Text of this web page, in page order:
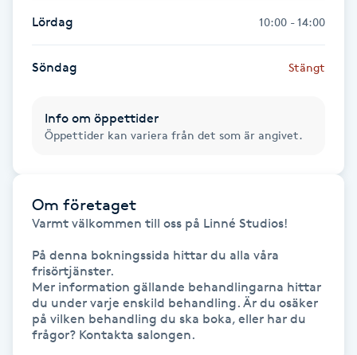
Hårbottenbehandling
Hårförlängning
Idrottsmassage
IPL hårborttagning
Lördag 10:00 - 14:00
Söndag Stängt
Info om öppettider
Öppettider kan variera från det som är angivet.
Om företaget
Varmt välkommen till oss på Linné Studios!
På denna bokningssida hittar du alla våra
frisörtjänster.
Mer information gällande behandlingarna hittar
du under varje enskild behandling. Är du osäker
på vilken behandling du ska boka, eller har du
frågor? Kontakta salongen.